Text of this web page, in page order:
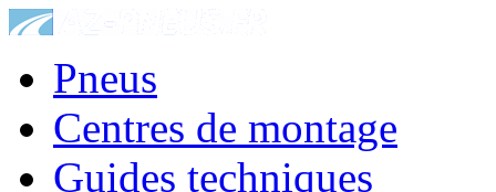
Pneus
Centres de montage
Guides techniques